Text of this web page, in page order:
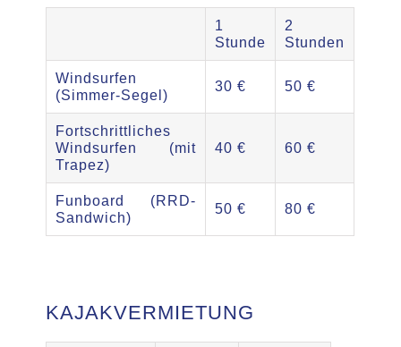
1
Stunde
2
Stunden
Windsurfen
(Simmer-Segel)
30 € 50 €
Fortschrittliches
Windsurfen (mit
Trapez)
40 € 60 €
Funboard (RRD-
Sandwich)
50 € 80 €
KAJAKVERMIETUNG